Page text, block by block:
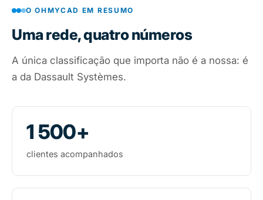
O OHMYCAD EM RESUMO
Uma rede, quatro números
A única classificação que importa não é a nossa: é
a da Dassault Systèmes.
1 500+
clientes acompanhados